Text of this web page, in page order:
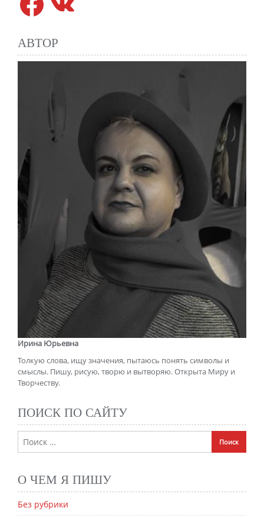
АВТОР
Ирина Юрьевна
Толкую слова, ищу значения, пытаюсь понять символы и
смыслы. Пишу, рисую, творю и вытворяю. Открыта Миру и
Творчеству.
ПОИСК ПО САЙТУ
О ЧЕМ Я ПИШУ
Без рубрики